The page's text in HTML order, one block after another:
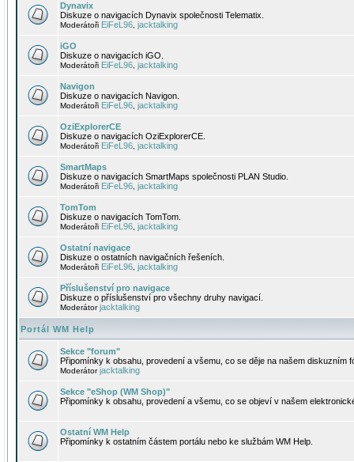
Dynavix
Diskuze o navigacích Dynavix společnosti Telematix.
Moderátoři EiFeL96 jacktalking
iGO
Diskuze o navigacích iGO.
Moderátoři EiFeL96 jacktalking
Navigon
Diskuze o navigacích Navigon.
Moderátoři EiFeL96 jacktalking
OziExplorerCE
Diskuze o navigacích OziExplorerCE.
Moderátoři EiFeL96 jacktalking
SmartMaps
Diskuze o navigacích SmartMaps společnosti PLAN Studio.
Moderátoři EiFeL96 jacktalking
TomTom
Diskuze o navigacích TomTom.
Moderátoři EiFeL96 jacktalking
Ostatní navigace
Diskuze o ostatních navigačních řešeních.
Moderátoři EiFeL96 jacktalking
Příslušenství pro navigace
Diskuze o příslušenství pro všechny druhy navigací.
Moderátorjacktalking
Portál WM Help
Sekce "forum"
Připomínky k obsahu, provedení a všemu, co se děje na našem diskuzním
Moderátorjacktalking
Sekce "eShop (WM Shop)"
Připomínky k obsahu, provedení a všemu, co se objeví v našem
Ostatní WM Help
Připomínky k ostatním částem portálu nebo ke službám WM Help.